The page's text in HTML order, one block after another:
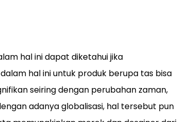
hal ini dapat diketahui jika
hal ini untuk produk berupa tas bisa
seiring dengan perubahan zaman,
adanya globalisasi, hal tersebut pun